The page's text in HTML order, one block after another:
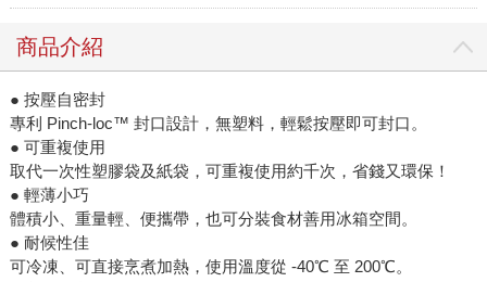
商品介紹
● 按壓自密封
專利 Pinch-loc™ 封口設計，無塑料，輕鬆按壓即可封口。
● 可重複使用
取代一次性塑膠袋及紙袋，可重複使用約千次，省錢又環保！
● 輕薄小巧
體積小、重量輕、便攜帶，也可分裝食材善用冰箱空間。
● 耐候性佳
可冷凍、可直接烹煮加熱，使用溫度從 -40℃ 至 200℃。